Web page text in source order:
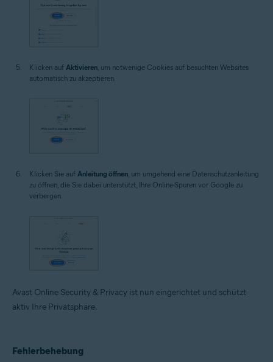
Klicken auf Aktivieren , um notwenige Cookies auf besuchten Websites
automatisch zu akzeptieren.
Klicken Sie auf Anleitung öffnen , um umgehend eine Datenschutzanleitung
zu öffnen, die Sie dabei unterstützt, Ihre Online-Spuren vor Google zu
verbergen.
Avast Online Security & Privacy ist nun eingerichtet und schützt
aktiv Ihre Privatsphäre.
Fehlerbehebung